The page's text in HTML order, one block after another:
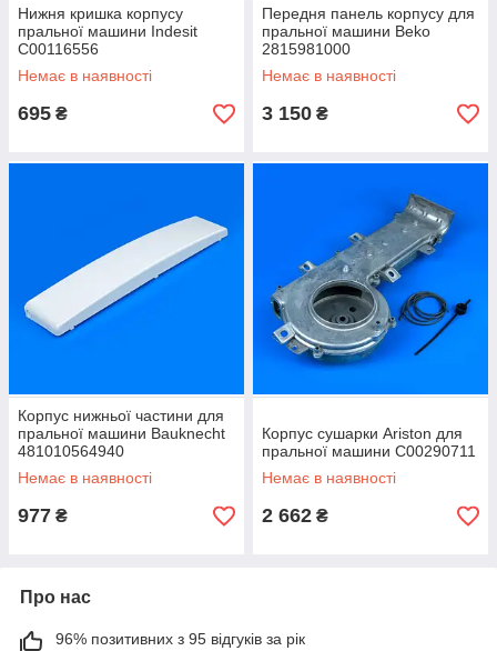
Нижня кришка корпусу
пральної машини Indesit
C00116556
Немає в наявності
695 ₴
Передня панель корпусу для
пральної машини Beko
2815981000
Немає в наявності
3 150 ₴
Корпус нижньої частини для
пральної машини Bauknecht
481010564940
Немає в наявності
977 ₴
Корпус сушарки Ariston для
пральної машини C00290711
Немає в наявності
2 662 ₴
Про нас
96% позитивних з 95 відгуків за рік